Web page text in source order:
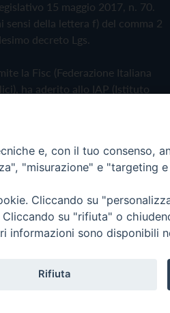
15 maggio 2017, n. 70.
sensi della lettera f) del comma 2
decreto Lgs.
la Fisc (Federazione Italiana
ha aderito allo IAP (Istituto
Cookie Policye, con il tuo consenso,
"misurazione" e "targeting
Cliccando su
su "rifiuta" o
informazioni sono disponibili
Rifiuta